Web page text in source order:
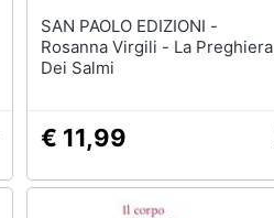
SAN PAOLO EDIZIONI -
Rosanna Virgili - La Preghiera
Dei Salmi
€ 11,99